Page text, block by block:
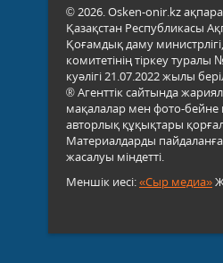
© 2026. Osken-onir.kz
Қазақстан Республикасы
Қоғамдық даму
комитетінің тіркеу туралы
куәлігі 21.07.2022 жылы
® Агенттік сайтында
мақалалар мен фото-
авторлық құқықтары
Материалдарды
жасалуы міндетті.
Меншік иесі:«Сыр медиа»